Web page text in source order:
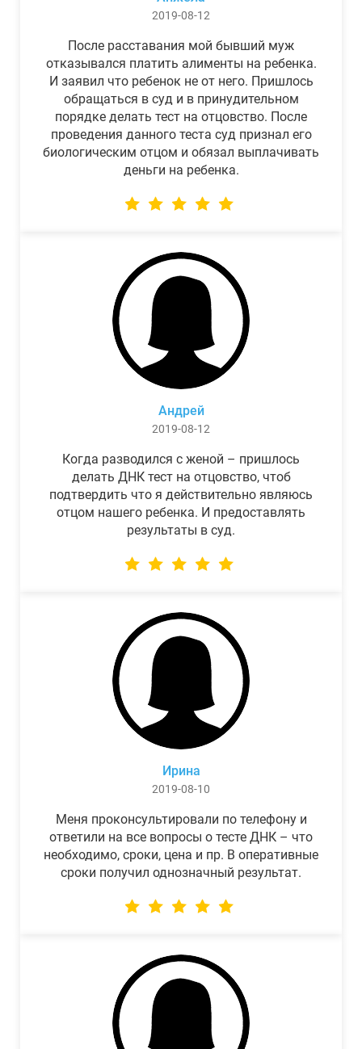
2019-08-12
После расставания мой бывший муж
отказывался платить алименты на ребенка.
И заявил что ребенок не от него. Пришлось
обращаться в суд и в принудительном
порядке делать тест на отцовство. После
проведения данного теста суд признал его
биологическим отцом и обязал выплачивать
деньги на ребенка.
Андрей
2019-08-12
Когда разводился с женой – пришлось
делать ДНК тест на отцовство, чтоб
подтвердить что я действительно являюсь
отцом нашего ребенка. И предоставлять
результаты в суд.
Ирина
2019-08-10
Меня проконсультировали по телефону и
ответили на все вопросы о тесте ДНК – что
необходимо, сроки, цена и пр. В оперативные
сроки получил однозначный результат.